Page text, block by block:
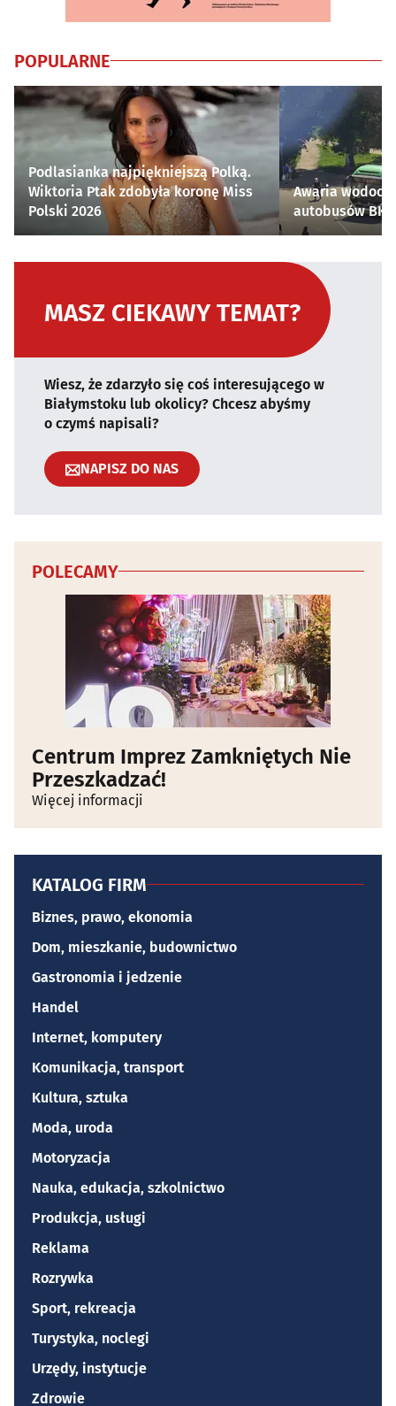
POPULARNE
Podlasianka najpiękniejszą Polką.
Wiktoria Ptak zdobyła koronę Miss
Polski 2026
Awaria
autobusów
MASZ CIEKAWY TEMAT?
Wiesz, że zdarzyło się coś interesującego w
Białymstoku lub okolicy? Chcesz abyśmy
o czymś napisali?
NAPISZ DO NAS
POLECAMY
Centrum Imprez Zamkniętych Nie
Przeszkadzać!
Więcej informacji
KATALOG FIRM
Biznes, prawo, ekonomia
Dom, mieszkanie, budownictwo
Gastronomia i jedzenie
Handel
Internet, komputery
Komunikacja, transport
Kultura, sztuka
Moda, uroda
Motoryzacja
Nauka, edukacja, szkolnictwo
Produkcja, usługi
Reklama
Rozrywka
Sport, rekreacja
Turystyka, noclegi
Urzędy, instytucje
Zdrowie